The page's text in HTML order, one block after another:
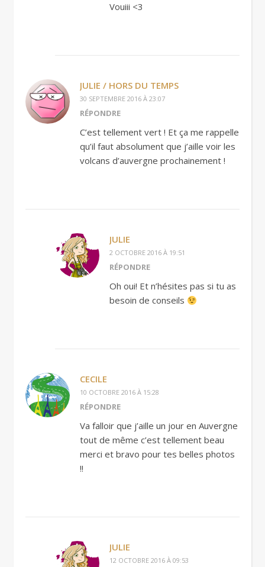
Vouiii <3
JULIE / HORS DU TEMPS
30 SEPTEMBRE 2016 À 23:07
RÉPONDRE
C’est tellement vert ! Et ça me rappelle
qu’il faut absolument que j’aille voir les
volcans d’auvergne prochainement !
JULIE
2 OCTOBRE 2016 À 19:51
RÉPONDRE
Oh oui! Et n’hésites pas si tu as
besoin de conseils
CECILE
10 OCTOBRE 2016 À 15:28
RÉPONDRE
Va falloir que j’aille un jour en Auvergne
tout de même c’est tellement beau
merci et bravo pour tes belles photos
!!
JULIE
12 OCTOBRE 2016 À 09:53